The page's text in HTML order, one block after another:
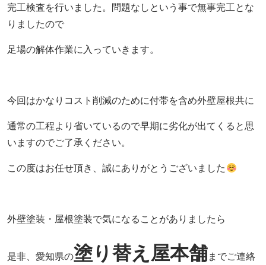
完工検査を行いました。問題なしという事で無事完工とな
りましたので
足場の解体作業に入っていきます。
今回はかなりコスト削減のために付帯を含め外壁屋根共に
通常の工程より省いているので早期に劣化が出てくると思
いますのでご了承ください。
この度はお任せ頂き、誠にありがとうございました
外壁塗装・屋根塗装で気になることがありましたら
是非、愛知県の塗り替え屋本舗までご連絡